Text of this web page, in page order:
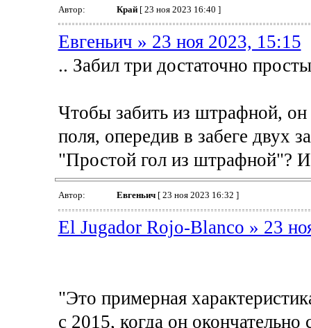
Автор: Край[ 23 ноя 2023 16:40 ]
Евгеньич » 23 ноя 2023, 15:15
.. Забил три достаточно
Чтобы забить из штрафной,
поля, опередив в забеге двух
"Простой гол из штрафной"? И
Автор: Евгеньич[ 23 ноя 2023 16:32 ]
El Jugador Rojo-Blanco » 23
"Это примерная
с 2015, когда он